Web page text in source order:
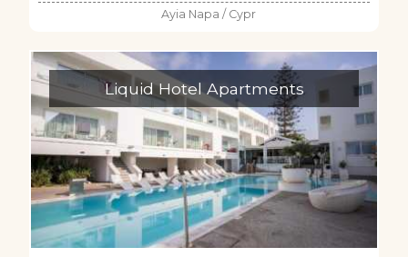
Ayia Napa / Cypr
Liquid Hotel Apartments